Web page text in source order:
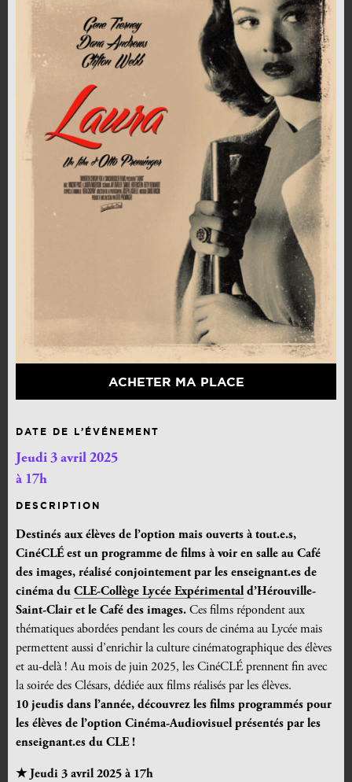
ACHETER MA PLACE
DATE DE L’ÉVÉNEMENT
Jeudi 3 avril 2025
à 17h
DESCRIPTION
Destinés aux élèves de l’option mais ouverts à tout.e.s,
CinéCLÉ est un programme de films à voir en salle au Café
des images, réalisé conjointement par les enseignant.es de
cinéma du CLE-Collège Lycée Expérimental d’Hérouville-
Saint-Clair et le Café des images. Ces films répondent aux
thématiques abordées pendant les cours de cinéma au Lycée mais
permettent aussi d’enrichir la culture cinématographique des élèves
et au-delà ! Au mois de juin 2025, les CinéCLÉ prennent fin avec
la soirée des Clésars, dédiée aux films réalisés par les élèves.
10 jeudis dans l’année, découvrez les films programmés pour
les élèves de l’option Cinéma-Audiovisuel présentés par les
enseignant.es du CLE !
★ Jeudi 3 avril 2025 à 17h